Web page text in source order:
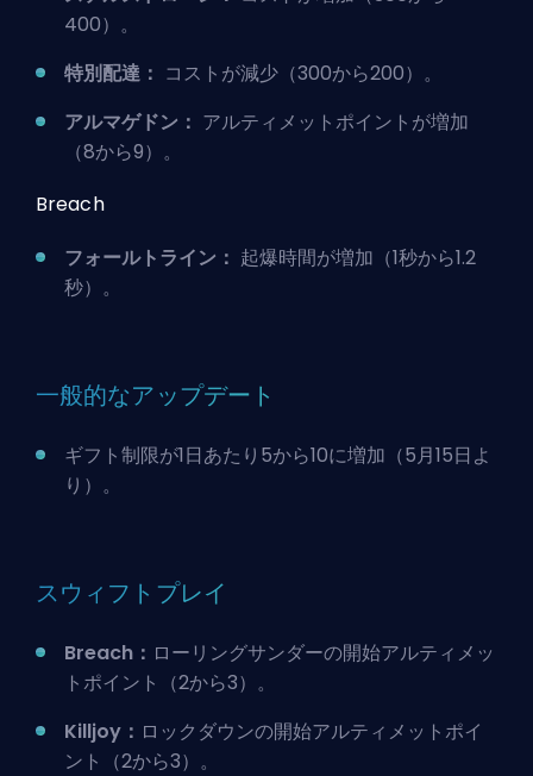
400）。
特別配達： コストが減少（300から200）。
アルマゲドン： アルティメットポイントが増加
（8から9）。
Breach
フォールトライン： 起爆時間が増加（1秒から1.2
秒）。
一般的なアップデート
ギフト制限が1日あたり5から10に増加（5月15日よ
り）。
スウィフトプレイ
Breach： ローリングサンダーの開始アルティメッ
トポイント（2から3）。
Killjoy： ロックダウンの開始アルティメットポイ
ント（2から3）。